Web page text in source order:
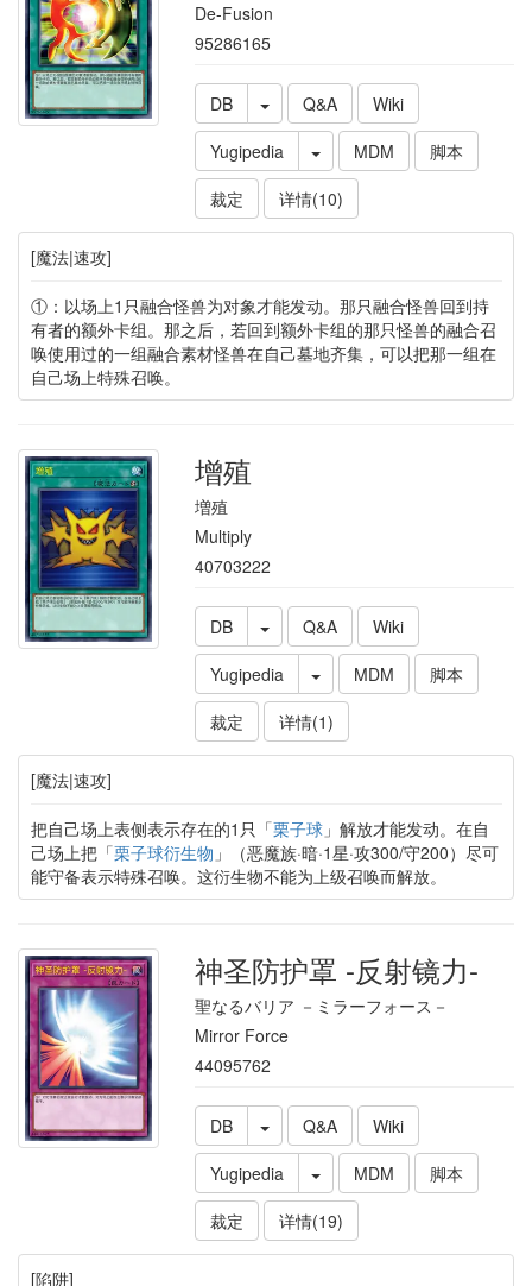
De-Fusion
95286165
DB Q&A
Wiki
Yugipedia
MDM
脚本
裁定
详情(10)
[魔法|速攻]
①：以场上1只融合怪兽为对象才能发动。那只融合怪兽回到持
有者的额外卡组。那之后，若回到额外卡组的那只怪兽的融合召
唤使用过的一组融合素材怪兽在自己墓地齐集，可以把那一组在
自己场上特殊召唤。
增殖
増殖
Multiply
40703222
DB Q&A
Wiki
Yugipedia
MDM
脚本
裁定
详情(1)
[魔法|速攻]
把自己场上表侧表示存在的1只「栗子球」解放才能发动。在自
己场上把「栗子球衍生物 」（恶魔族·暗·1星·攻300/守200）尽可
能守备表示特殊召唤。这衍生物不能为上级召唤而解放。
神圣防护罩 -反射镜力-
聖なるバリア －ミラーフォース－
Mirror Force
44095762
DB Q&A
Wiki
Yugipedia
MDM
脚本
裁定
详情(19)
[陷阱]